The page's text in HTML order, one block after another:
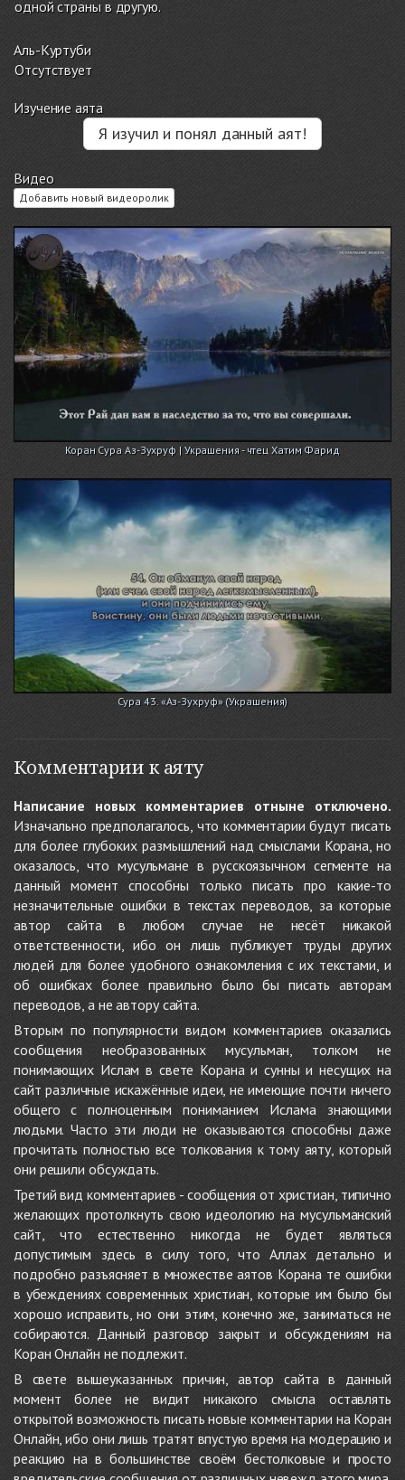
одной страны в другую.
Аль-Куртуби
Отсутствует
Изучение аята
Я изучил и понял данный аят!
Видео
Добавить новый видеоролик
Коран Сура Аз-Зухруф | Украшения - чтец Хатим Фарид
Сура 43. «Аз-Зухруф» (Украшения)
Комментарии к аяту
Написание новых комментариев отныне отключено.
Изначально предполагалось, что комментарии будут писать
для более глубоких размышлений над смыслами Корана, но
оказалось, что мусульмане в русскоязычном сегменте на
данный момент способны только писать про какие-то
незначительные ошибки в текстах переводов, за которые
автор сайта в любом случае не несёт никакой
ответственности, ибо он лишь публикует труды других
людей для более удобного ознакомления с их текстами, и
об ошибках более правильно было бы писать авторам
переводов, а не автору сайта.
Вторым по популярности видом комментариев оказались
сообщения необразованных мусульман, толком не
понимающих Ислам в свете Корана и сунны и несущих на
сайт различные искажённые идеи, не имеющие почти ничего
общего с полноценным пониманием Ислама знающими
людьми. Часто эти люди не оказываются способны даже
прочитать полностью все толкования к тому аяту, который
они решили обсуждать.
Третий вид комментариев - сообщения от христиан, типично
желающих протолкнуть свою идеологию на мусульманский
сайт, что естественно никогда не будет являться
допустимым здесь в силу того, что Аллах детально и
подробно разъясняет в множестве аятов Корана те ошибки
в убеждениях современных христиан, которые им было бы
хорошо исправить, но они этим, конечно же, заниматься не
собираются. Данный разговор закрыт и обсуждениям на
Коран Онлайн не подлежит.
В свете вышеуказанных причин, автор сайта в данный
момент более не видит никакого смысла оставлять
открытой возможность писать новые комментарии на Коран
Онлайн, ибо они лишь тратят впустую время на модерацию и
реакцию на в большинстве своём бестолковые и просто